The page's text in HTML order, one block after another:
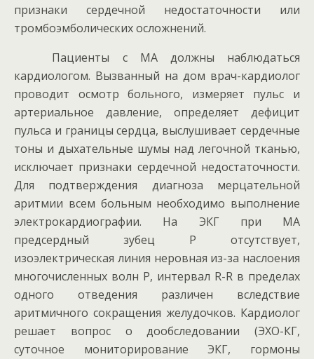
признаки сердечной недостаточности или
тромбоэмболических осложнений.
Пациенты с МА должны наблюдаться
кардиологом. Вызванный на дом врач-кардиолог
проводит осмотр больного, измеряет пульс и
артериальное давление, определяет дефицит
пульса и границы сердца, выслушивает сердечные
тоны и дыхательные шумы над легочной тканью,
исключает признаки сердечной недостаточности.
Для подтверждения диагноза мерцательной
аритмии всем больным необходимо выполнение
электрокардиографии. На ЭКГ при МА
предсердный зубец Р отсутствует,
изоэлектрическая линия неровная из-за наслоения
многочисленных волн Р, интервал R-R в пределах
одного отведения различен вследствие
аритмичного сокращения желудочков. Кардиолог
решает вопрос о дообследовании (ЭХО-КГ,
суточное мониторирование ЭКГ, гормоны